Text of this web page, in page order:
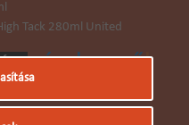
Tack 280ml United